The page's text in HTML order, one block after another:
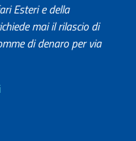
Esteri e della
mai il rilascio di
di denaro per via